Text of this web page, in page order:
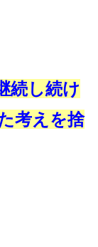
続し続け
考えを捨